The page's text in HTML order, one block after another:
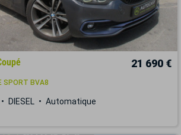
21 690 €
SPORT BVA8
DIESEL Automatique